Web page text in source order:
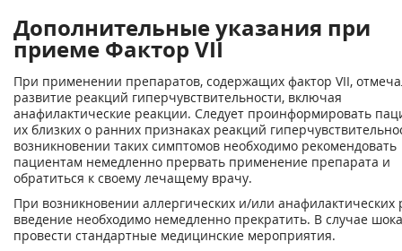
Дополнительные указания при
приеме Фактор VII
При применении препаратов, содержащих фактор VII,
развитие реакций гиперчувствительности, включая
анафилактические реакции. Следует проинформировать
их близких о ранних признаках реакций
возникновении таких симптомов необходимо рекомендовать
пациентам немедленно прервать применение препарата и
обратиться к своему лечащему врачу.
При возникновении аллергических и/или анафилактических
введение необходимо немедленно прекратить. В случае
провести стандартные медицинские мероприятия.